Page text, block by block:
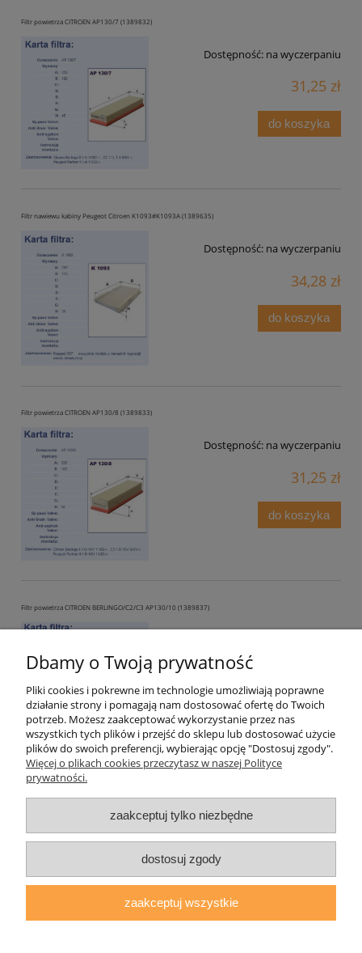
Filtr powietrza CITROEN AP130/7 (1389832)
Dostępność: na wyczerpaniu
31,25 zł
do koszyka
Filtr nawiewu kabiny Peugeot Citroen K1093#K1093A (1389635)
Dostępność: na wyczerpaniu
34,28 zł
do koszyka
Filtr powietrza CITROEN AP130/8 (1389833)
Dostępność: na wyczerpaniu
31,25 zł
do koszyka
Filtr powietrza CITROEN BERLINGO/C2/C3 AP130/10 (1389837)
do koszyka
« 1 2 3 4 5 ... 10 »
Warunki zakupów
Moje konto
Dbamy o Twoją prywatność
Pliki cookies i pokrewne im technologie umożliwiają poprawne
działanie strony i pomagają nam dostosować ofertę do Twoich
potrzeb. Możesz zaakceptować wykorzystanie przez nas
wszystkich tych plików i przejść do sklepu lub dostosować użycie
plików do swoich preferencji, wybierając opcję "Dostosuj zgody".
Więcej o plikach cookies przeczytasz w naszej Polityce
prywatności.
zaakceptuj tylko niezbędne
dostosuj zgody
zaakceptuj wszystkie